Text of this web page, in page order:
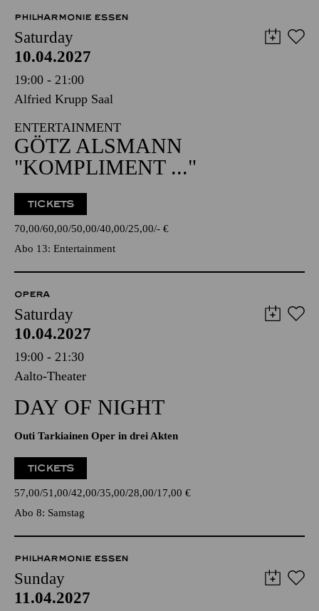
PHILHARMONIE ESSEN
Saturday
10.04.2027
19:00 - 21:00
Alfried Krupp Saal
ENTERTAINMENT
GÖTZ ALSMANN
"KOMPLIMENT ..."
TICKETS
70,00 60,00 50,00 40,00 25,00 - €
Abo 13: Entertainment
OPERA
Saturday
10.04.2027
19:00 - 21:30
Aalto-Theater
DAY OF NIGHT
Outi Tarkiainen Oper in drei Akten
TICKETS
57,00 51,00 42,00 35,00 28,00 17,00 €
Abo 8: Samstag
PHILHARMONIE ESSEN
Sunday
11.04.2027